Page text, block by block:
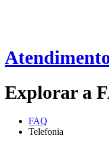
Explorar a
FAQ
Telefonia